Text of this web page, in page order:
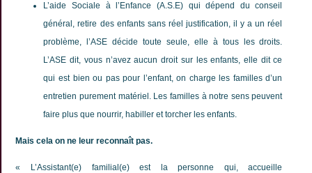
L’aide Sociale à l’Enfance (A.S.E) qui dépend du conseil
général, retire des enfants sans réel justification, il y a un réel
problème, l’ASE décide toute seule, elle à tous les droits.
L’ASE dit, vous n’avez aucun droit sur les enfants, elle dit ce
qui est bien ou pas pour l’enfant, on charge les familles d’un
entretien purement matériel. Les familles à notre sens peuvent
faire plus que nourrir, habiller et torcher les enfants.
Mais cela on ne leur reconnaît pas.
« L’Assistant(e) familial(e) est la personne qui, accueille